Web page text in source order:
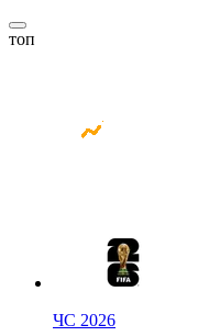
топ
ЧС 2026